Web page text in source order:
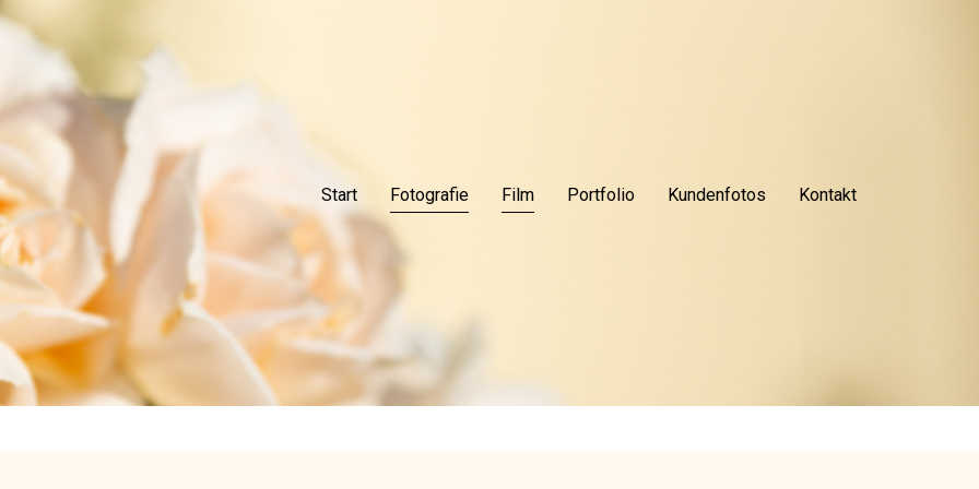
Start Fotografie Film Portfolio Kundenfotos Kontakt